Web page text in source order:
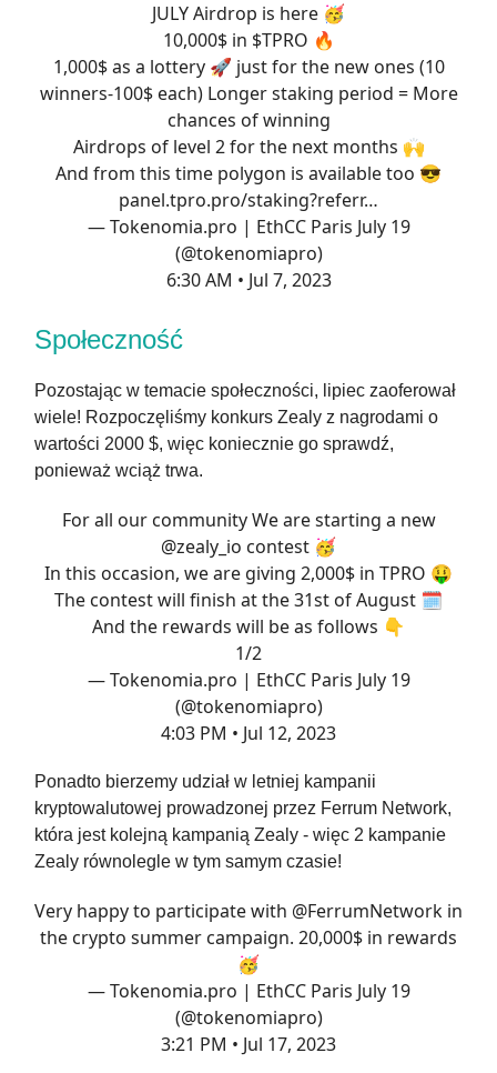
JULY Airdrop is here 🥳
10,000$ in $TPRO 🔥
1,000$ as a lottery 🚀 just for the new ones (10
winners-100$ each) Longer staking period = More
chances of winning
Airdrops of level 2 for the next months 🙌
And from this time polygon is available too 😎
panel.tpro.pro/staking?referr…
— Tokenomia.pro | EthCC Paris July 19
(@tokenomiapro)
6:30 AM • Jul 7, 2023
Społeczność
Pozostając w temacie społeczności, lipiec zaoferował
wiele! Rozpoczęliśmy konkurs Zealy z nagrodami o
wartości 2000 $, więc koniecznie go sprawdź,
ponieważ wciąż trwa.
For all our community We are starting a new
@zealy_io contest 🥳
In this occasion, we are giving 2,000$ in TPRO 🤑
The contest will finish at the 31st of August 🗓
And the rewards will be as follows 👇
1/2
— Tokenomia.pro | EthCC Paris July 19
(@tokenomiapro)
4:03 PM • Jul 12, 2023
Ponadto bierzemy udział w letniej kampanii
kryptowalutowej prowadzonej przez Ferrum Network,
która jest kolejną kampanią Zealy - więc 2 kampanie
Zealy równolegle w tym samym czasie!
Very happy to participate with @FerrumNetwork in
the crypto summer campaign. 20,000$ in rewards
🥳
— Tokenomia.pro | EthCC Paris July 19
(@tokenomiapro)
3:21 PM • Jul 17, 2023